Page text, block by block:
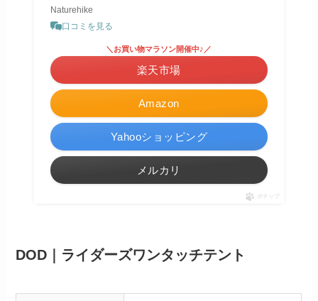
Naturehike
口コミを見る
Amazon
＼お買い物マラソン開催中♪／
楽天市場
Yahooショッピング
メルカリ
ポチップ
DOD｜ライダーズワンタッチテント